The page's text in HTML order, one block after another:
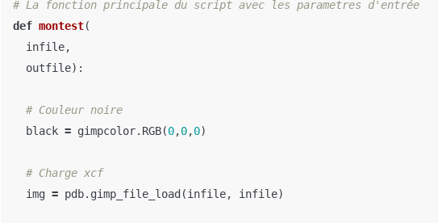
def montest(
infile,
outfile):
black = gimpcolor. RGB(0,0,0)
img = pdb. gimp_file_load (infile, infile)